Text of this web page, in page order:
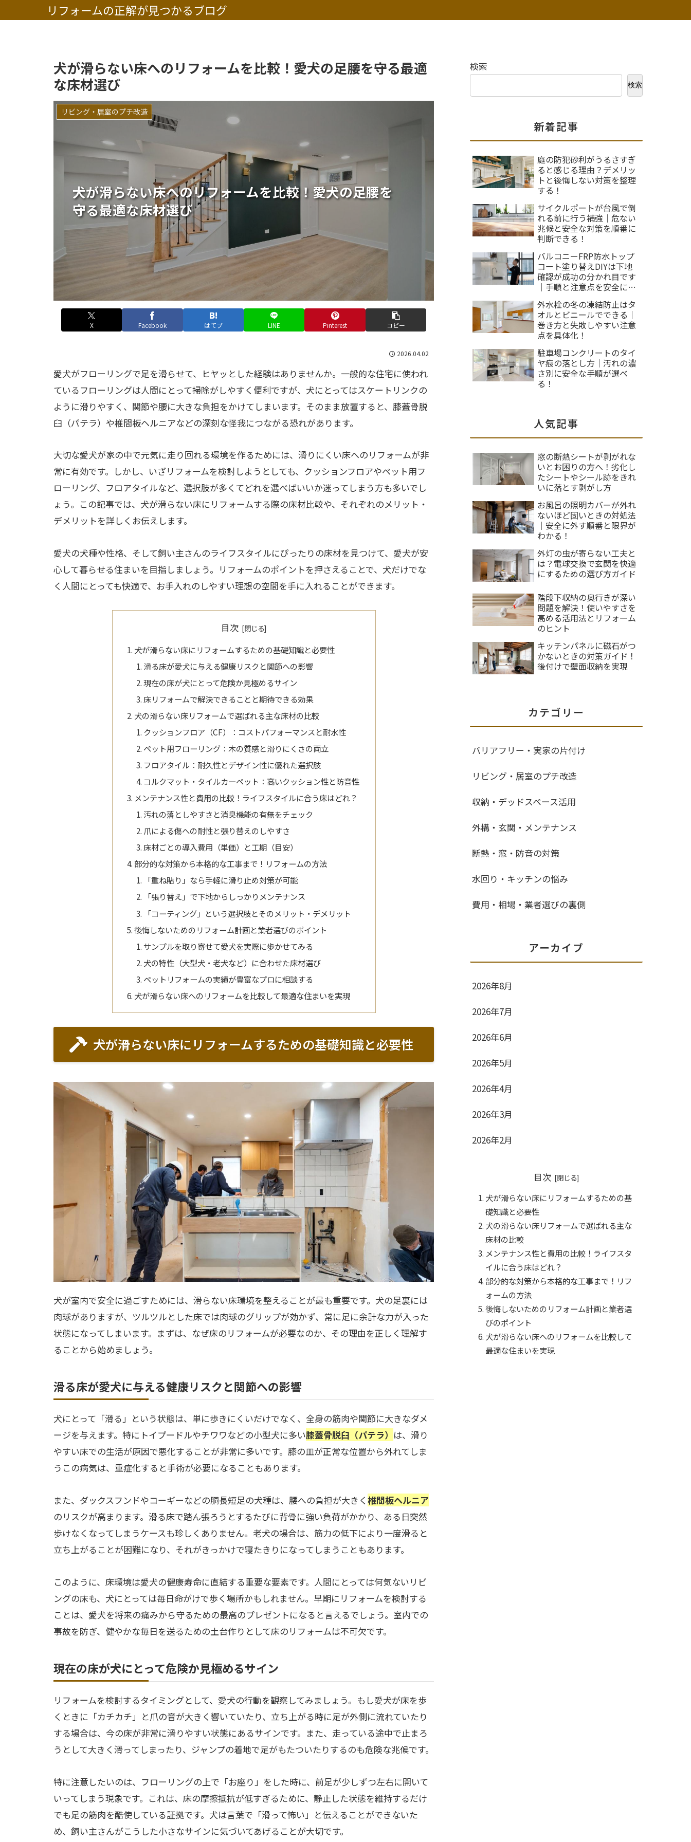
リフォームの正解が見つかるブログ
犬が滑らない床へのリフォームを比較！愛犬の足腰を守る最適
な床材選び
犬が滑らない床へのリフォームを比較！愛犬の足腰を
守る最適な床材選び
リビング・居室のプチ改造
X Facebook はてブ LINE Pinterest コピー
2026.04.02
愛犬がフローリングで足を滑らせて、ヒヤッとした経験はありませんか。一般的な住宅に使われ
ているフローリングは人間にとって掃除がしやすく便利ですが、犬にとってはスケートリンクの
ように滑りやすく、関節や腰に大きな負担をかけてしまいます。そのまま放置すると、膝蓋骨脱
臼（パテラ）や椎間板ヘルニアなどの深刻な怪我につながる恐れがあります。
大切な愛犬が家の中で元気に走り回れる環境を作るためには、滑りにくい床へのリフォームが非
常に有効です。しかし、いざリフォームを検討しようとしても、クッションフロアやペット用フ
ローリング、フロアタイルなど、選択肢が多くてどれを選べばいいか迷ってしまう方も多いでし
ょう。この記事では、犬が滑らない床にリフォームする際の床材比較や、それぞれのメリット・
デメリットを詳しくお伝えします。
愛犬の犬種や性格、そして飼い主さんのライフスタイルにぴったりの床材を見つけて、愛犬が安
心して暮らせる住まいを目指しましょう。リフォームのポイントを押さえることで、犬だけでな
く人間にとっても快適で、お手入れのしやすい理想の空間を手に入れることができます。
目次
犬が滑らない床にリフォームするための基礎知識と必要性
滑る床が愛犬に与える健康リスクと関節への影響
現在の床が犬にとって危険か見極めるサイン
床リフォームで解決できることと期待できる効果
犬の滑らない床リフォームで選ばれる主な床材の比較
クッションフロア（CF）：コストパフォーマンスと耐水性
ペット用フローリング：木の質感と滑りにくさの両立
フロアタイル：耐久性とデザイン性に優れた選択肢
コルクマット・タイルカーペット：高いクッション性と防音性
メンテナンス性と費用の比較！ライフスタイルに合う床はどれ？
汚れの落としやすさと消臭機能の有無をチェック
爪による傷への耐性と張り替えのしやすさ
床材ごとの導入費用（単価）と工期（目安）
部分的な対策から本格的な工事まで！リフォームの方法
「重ね貼り」なら手軽に滑り止め対策が可能
「張り替え」で下地からしっかりメンテナンス
「コーティング」という選択肢とそのメリット・デメリット
後悔しないためのリフォーム計画と業者選びのポイント
サンプルを取り寄せて愛犬を実際に歩かせてみる
犬の特性（大型犬・老犬など）に合わせた床材選び
ペットリフォームの実績が豊富なプロに相談する
犬が滑らない床へのリフォームを比較して最適な住まいを実現
犬が滑らない床にリフォームするための基礎知識と必要性
犬が室内で安全に過ごすためには、滑らない床環境を整えることが最も重要です。犬の足裏には
肉球がありますが、ツルツルとした床では肉球のグリップが効かず、常に足に余計な力が入った
状態になってしまいます。まずは、なぜ床のリフォームが必要なのか、その理由を正しく理解す
ることから始めましょう。
滑る床が愛犬に与える健康リスクと関節への影響
犬にとって「滑る」という状態は、単に歩きにくいだけでなく、全身の筋肉や関節に大きなダメ
ージを与えます。特にトイプードルやチワワなどの小型犬に多い膝蓋骨脱臼（パテラ） は、滑り
やすい床での生活が原因で悪化することが非常に多いです。膝の皿が正常な位置から外れてしま
うこの病気は、重症化すると手術が必要になることもあります。
また、ダックスフンドやコーギーなどの胴長短足の犬種は、腰への負担が大きく 椎間板ヘルニア
のリスクが高まります。滑る床で踏ん張ろうとするたびに背骨に強い負荷がかかり、ある日突然
歩けなくなってしまうケースも珍しくありません。老犬の場合は、筋力の低下により一度滑ると
立ち上がることが困難になり、それがきっかけで寝たきりになってしまうこともあります。
このように、床環境は愛犬の健康寿命に直結する重要な要素です。人間にとっては何気ないリビ
ングの床も、犬にとっては毎日命がけで歩く場所かもしれません。早期にリフォームを検討する
ことは、愛犬を将来の痛みから守るための最高のプレゼントになると言えるでしょう。室内での
事故を防ぎ、健やかな毎日を送るための土台作りとして床のリフォームは不可欠です。
現在の床が犬にとって危険か見極めるサイン
リフォームを検討するタイミングとして、愛犬の行動を観察してみましょう。もし愛犬が床を歩
くときに「カチカチ」と爪の音が大きく響いていたり、立ち上がる時に足が外側に流れていたり
する場合は、今の床が非常に滑りやすい状態にあるサインです。また、走っている途中で止まろ
うとして大きく滑ってしまったり、ジャンプの着地で足がもたついたりするのも危険な兆候です。
特に注意したいのは、フローリングの上で「お座り」をした時に、前足が少しずつ左右に開いて
いってしまう現象です。これは、床の摩擦抵抗が低すぎるために、静止した状態を維持するだけ
でも足の筋肉を酷使している証拠です。犬は言葉で「滑って怖い」と伝えることができないた
め、飼い主さんがこうした小さなサインに気づいてあげることが大切です。
検索
検索
新着記事
庭の防犯砂利がうるさすぎ
ると感じる理由？デメリッ
トと後悔しない対策を整理
する！
サイクルポートが台風で倒
れる前に行う補強｜危ない
兆候と安全な対策を順番に
判断できる！
バルコニーFRP防水トップ
コート塗り替えDIYは下地
確認が成功の分かれ目です
｜手順と注意点を安全に整
外水栓の冬の凍結防止はタ
オルとビニールでできる｜
巻き方と失敗しやすい注意
点を具体化！
駐車場コンクリートのタイ
ヤ痕の落とし方｜汚れの濃
さ別に安全な手順が選べ
る！
人気記事
窓の断熱シートが剥がれな
いとお困りの方へ！劣化し
たシートやシール跡をきれ
いに落とす剥がし方
お風呂の照明カバーが外れ
ないほど固いときの対処法
｜安全に外す順番と限界が
わかる！
外灯の虫が寄らない工夫と
は？電球交換で玄関を快適
にするための選び方ガイド
階段下収納の奥行きが深い
問題を解決！使いやすさを
高める活用法とリフォーム
のヒント
キッチンパネルに磁石がつ
かないときの対策ガイド！
後付けで壁面収納を実現
カテゴリー
バリアフリー・実家の片付け
リビング・居室のプチ改造
収納・デッドスペース活用
外構・玄関・メンテナンス
断熱・窓・防音の対策
水回り・キッチンの悩み
費用・相場・業者選びの裏側
アーカイブ
2026年8月
2026年7月
2026年6月
2026年5月
2026年4月
2026年3月
2026年2月
目次
犬が滑らない床にリフォームするための基
礎知識と必要性
犬の滑らない床リフォームで選ばれる主な
床材の比較
メンテナンス性と費用の比較！ライフスタ
イルに合う床はどれ？
部分的な対策から本格的な工事まで！リフ
ォームの方法
後悔しないためのリフォーム計画と業者選
びのポイント
犬が滑らない床へのリフォームを比較して
最適な住まいを実現